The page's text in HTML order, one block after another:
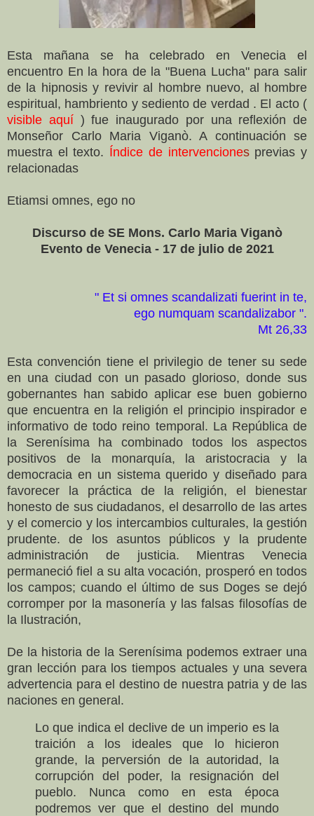
Esta mañana se ha celebrado en Venecia el
encuentro En la hora de la "Buena Lucha" para salir
de la hipnosis y revivir al hombre nuevo, al hombre
espiritual, hambriento y sediento de verdad . El acto (
visible aquí) fue inaugurado por una reflexión de
Monseñor Carlo Maria Viganò. A continuación se
muestra el texto. Índice de intervencionesprevias y
relacionadas
Etiamsi omnes, ego no
Discurso de SE Mons. Carlo Maria Viganò
Evento de Venecia - 17 de julio de 2021
" Et si omnes scandalizati fuerint in te,
ego numquam scandalizabor ".
Mt 26,33
Esta convención tiene el privilegio de tener su sede
en una ciudad con un pasado glorioso, donde sus
gobernantes han sabido aplicar ese buen gobierno
que encuentra en la religión el principio inspirador e
informativo de todo reino temporal. La República de
la Serenísima ha combinado todos los aspectos
positivos de la monarquía, la aristocracia y la
democracia en un sistema querido y diseñado para
favorecer la práctica de la religión, el bienestar
honesto de sus ciudadanos, el desarrollo de las artes
y el comercio y los intercambios culturales, la gestión
prudente. de los asuntos públicos y la prudente
administración de justicia. Mientras Venecia
permaneció fiel a su alta vocación, prosperó en todos
los campos; cuando el último de sus Doges se dejó
corromper por la masonería y las falsas filosofías de
la Ilustración,
De la historia de la Serenísima podemos extraer una
gran lección para los tiempos actuales y una severa
advertencia para el destino de nuestra patria y de las
naciones en general.
Lo que indica el declive de un imperio es la
traición a los ideales que lo hicieron
grande, la perversión de la autoridad, la
corrupción del poder, la resignación del
pueblo. Nunca como en esta época
podremos ver que el destino del mundo